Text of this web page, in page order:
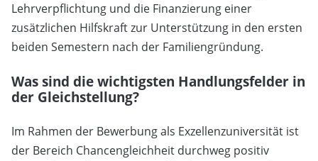
Lehrverpflichtung und die Finanzierung einer
zusätzlichen Hilfskraft zur Unterstützung in den ersten
beiden Semestern nach der Familiengründung.
Was sind die wichtigsten Handlungsfelder in
der Gleichstellung?
Im Rahmen der Bewerbung als Exzellenzuniversität ist
der Bereich Chancengleichheit durchweg positiv